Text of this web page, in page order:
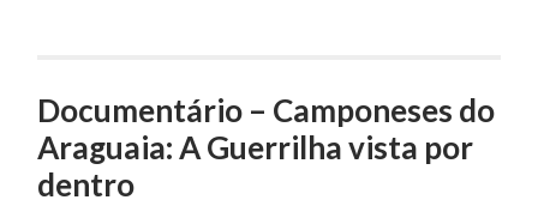
Documentário – Camponeses do
Araguaia: A Guerrilha vista por
dentro